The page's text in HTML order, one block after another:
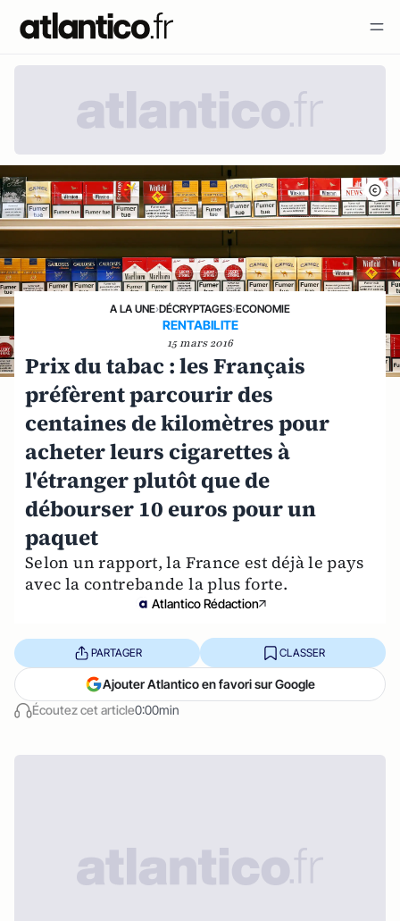
A LA UNE›DÉCRYPTAGES›ECONOMIE
RENTABILITE
15 mars 2016
Prix du tabac : les Français
préfèrent parcourir des
centaines de kilomètres pour
acheter leurs cigarettes à
l'étranger plutôt que de
débourser 10 euros pour un
paquet
Selon un rapport, la France est déjà le pays
avec la contrebande la plus forte.
Atlantico Rédaction
Écoutez cet article0:00min
PARTAGER CLASSER
Ajouter Atlantico en favori sur Google